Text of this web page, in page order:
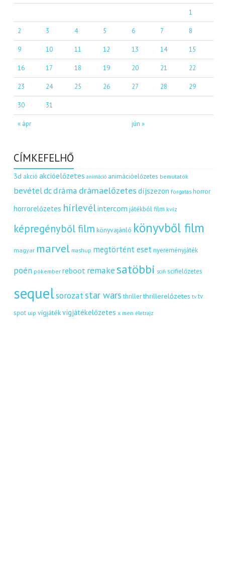
« ápr jún »
1
2 3 4 5 6 7 8
9 10 11 12 13 14 15
16 17 18 19 20 21 22
23 24 25 26 27 28 29
30 31
CÍMKEFELHŐ
3d akció akcióelőzetes animáció animációelőzetes bemutatók
bevételdcdráma drámaelőzetes díjszezon forgatás horror
horrorelőzetes hírlevélintercom játékból film kvíz
képregényből film könyvajánló könyvből film
magyar marvel mashup megtörtént eset nyereményjáték
poén pókember reboot remakesatöbbi scifi scifielőzetes
sequelsorozatstar wars thriller thrillerelőzetes tv tv
spot uip vígjátékvígjátékelőzetes x men életrajz